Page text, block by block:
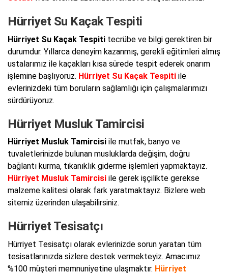
Hürriyet Su Kaçak Tespiti
Hürriyet Su Kaçak Tespiti tecrübe ve bilgi gerektiren bir
durumdur. Yıllarca deneyim kazanmış, gerekli eğitimleri almış
ustalarımız ile kaçakları kısa sürede tespit ederek onarım
işlemine başlıyoruz. Hürriyet Su Kaçak Tespiti ile
evlerinizdeki tüm boruların sağlamlığı için çalışmalarımızı
sürdürüyoruz.
Hürriyet Musluk Tamircisi
Hürriyet Musluk Tamircisi ile mutfak, banyo ve
tuvaletlerinizde bulunan musluklarda değişim, doğru
bağlantı kurma, tıkanıklık giderme işlemleri yapmaktayız.
Hürriyet Musluk Tamircisi ile gerek işçilikte gerekse
malzeme kalitesi olarak fark yaratmaktayız. Bizlere web
sitemiz üzerinden ulaşabilirsiniz.
Hürriyet Tesisatçı
Hürriyet Tesisatçı olarak evlerinizde sorun yaratan tüm
tesisatlarınızda sizlere destek vermekteyiz. Amacımız
%100 müşteri memnuniyetine ulaşmaktır. Hürriyet